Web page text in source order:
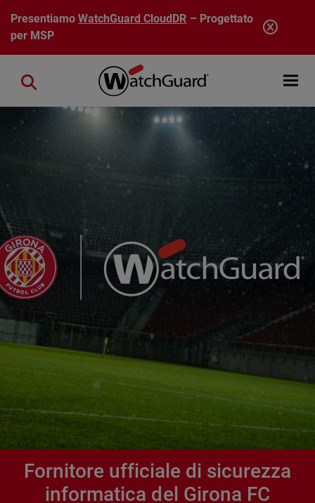
Salta al contenuto principale
PresentiamoWatchGuard CloudDR – Progettato
per MSP
Open
Close search
Fornitore ufficiale di sicurezza
informatica del Girona FC